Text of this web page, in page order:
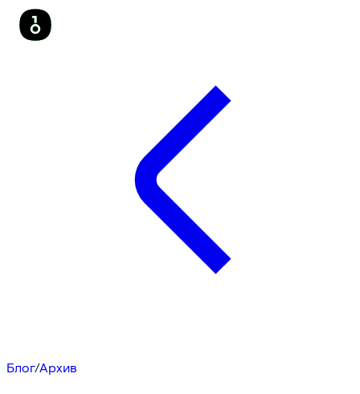
Блог/Архив